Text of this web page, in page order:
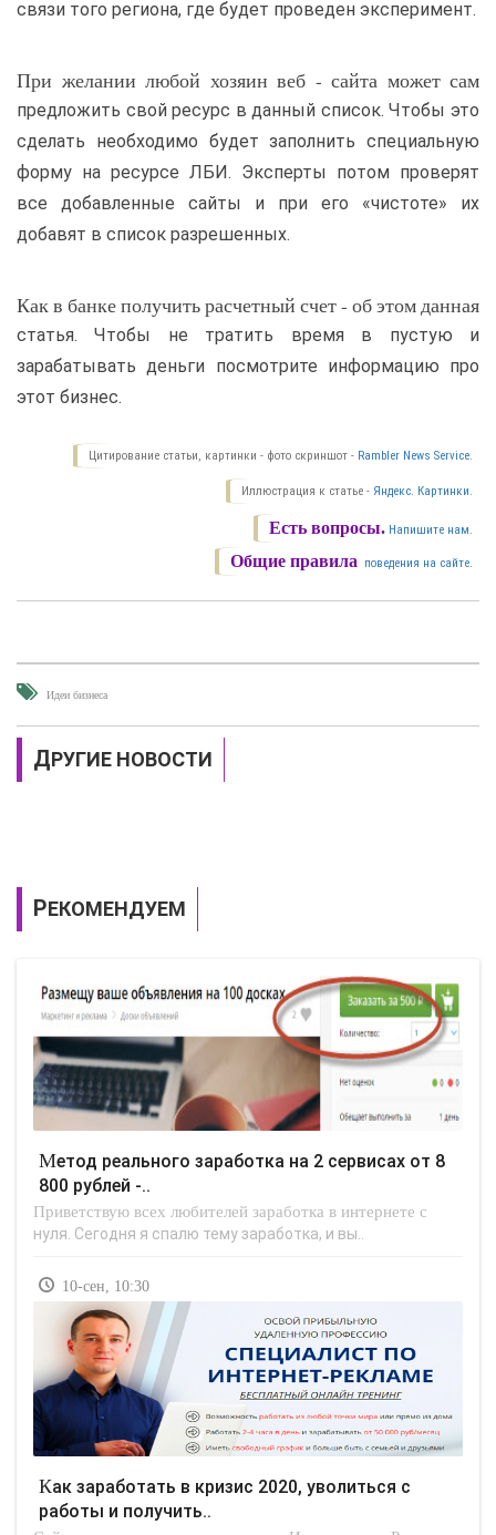
связи того региона, где будет проведен эксперимент.
При желании любой хозяин веб - сайта может сам
предложить свой ресурс в данный список. Чтобы это
сделать необходимо будет заполнить специальную
форму на ресурсе ЛБИ. Эксперты потом проверят
все добавленные сайты и при его «чистоте» их
добавят в список разрешенных.
Как в банке получить расчетный счет - об этом данная
статья. Чтобы не тратить время в пустую и
зарабатывать деньги посмотрите информацию про
этот бизнес.
Цитирование статьи, картинки - фото скриншот - Rambler News Service.
Иллюстрация к статье - Яндекс. Картинки.
Есть вопросы. Напишите нам.
Общие правила поведения на сайте.
Идеи бизнеса
ДРУГИЕ НОВОСТИ
РЕКОМЕНДУЕМ
Метод реального заработка на 2 сервисах от 8
800 рублей -..
Приветствую всех любителей заработка в интернете с
нуля. Сегодня я спалю тему заработка, и вы..
10-сен, 10:30
Как заработать в кризис 2020, уволиться с
работы и получить..